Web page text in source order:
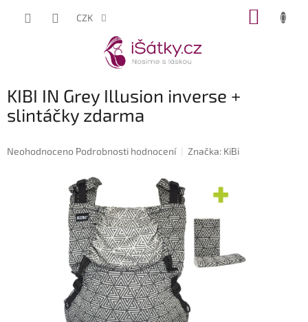
CZK
KIBI IN Grey Illusion inverse +
slintáčky zdarma
Průměrné
Neohodnoceno Podrobnosti hodnocení Značka: KiBi